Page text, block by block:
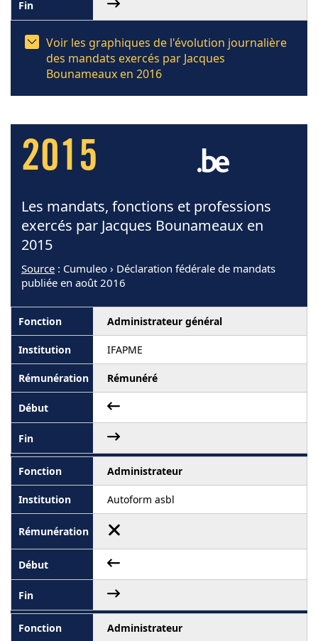
Voir les graphiques de l'évolution journalière
des mandats exercés par Jacques
Bounameaux en 2016
2015
Les mandats, fonctions et professions
exercés par Jacques Bounameaux en
2015
Source : Cumuleo › Déclaration fédérale de mandats
publiée en août 2016
Administrateur général
IFAPME
Rémunéré
Administrateur
Autoform asbl
Administrateur